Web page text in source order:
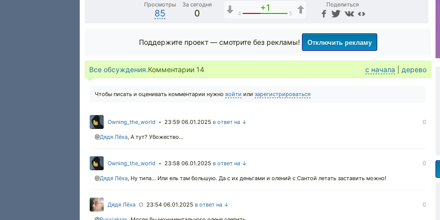
Просмотры
85
За сегодня
0
+1
4 5
Поделиться
Поддержите проект — смотрите без рекламы! Отключить рекламу
Все обсуждения.Комментарии 14 с начала дерево
Чтобы писать и оценивать комментарии нужно войти или зарегистрироваться
Owning_the_world • 23:59 06.01.2025 в ответ на ↓ 0
@Дядя Лёха, А тут? Убожество...
Owning_the_world • 23:58 06.01.2025 в ответ на ↓ 0
@Дядя Лёха, Ну типа... Или ель там большую. Да с их деньгами и олений с Сантой летать заставить можно!
Дядя Лёха ○ 23:54 06.01.2025 в ответ на ↓ 0